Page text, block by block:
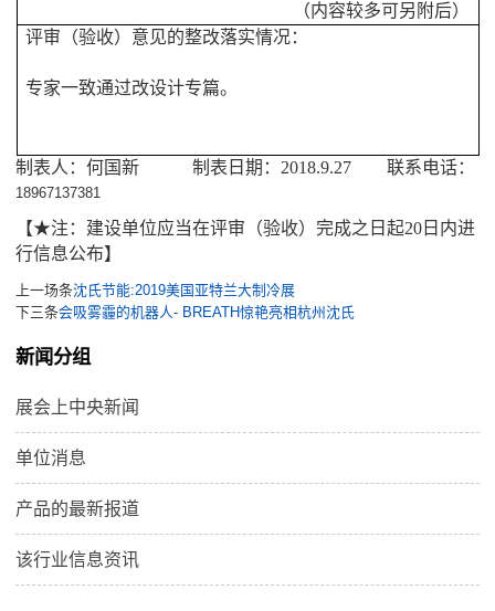
（内容较多可另附后）
评审（验收）意见的整改落实情况：
专家一致通过改设计专篇。
制表人：何国新 制表日期：2018.9.27 联系电话：
18967137381
【★注：建设单位应当在评审（验收）完成之日起20日内进
行信息公布】
上一场条沈氏节能:2019美国亚特兰大制冷展
下三条会吸雾霾的机器人- BREATH惊艳亮相杭州沈氏
新闻分组
展会上中央新闻
单位消息
产品的最新报道
该行业信息资讯